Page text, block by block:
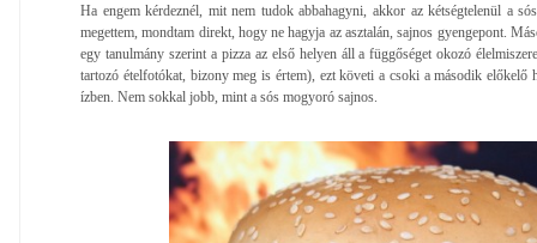
Ha engem kérdeznél, mit nem tudok abbahagyni, akkor az kétségtelenül a
megettem, mondtam direkt, hogy ne hagyja az asztalán, sajnos gyengepont.
egy tanulmány szerint a pizza az első helyen áll a függőséget okozó
tartozó ételfotókat, bizony meg is értem), ezt követi a csoki a második előkelő
ízben. Nem sokkal jobb, mint a sós mogyoró sajnos.